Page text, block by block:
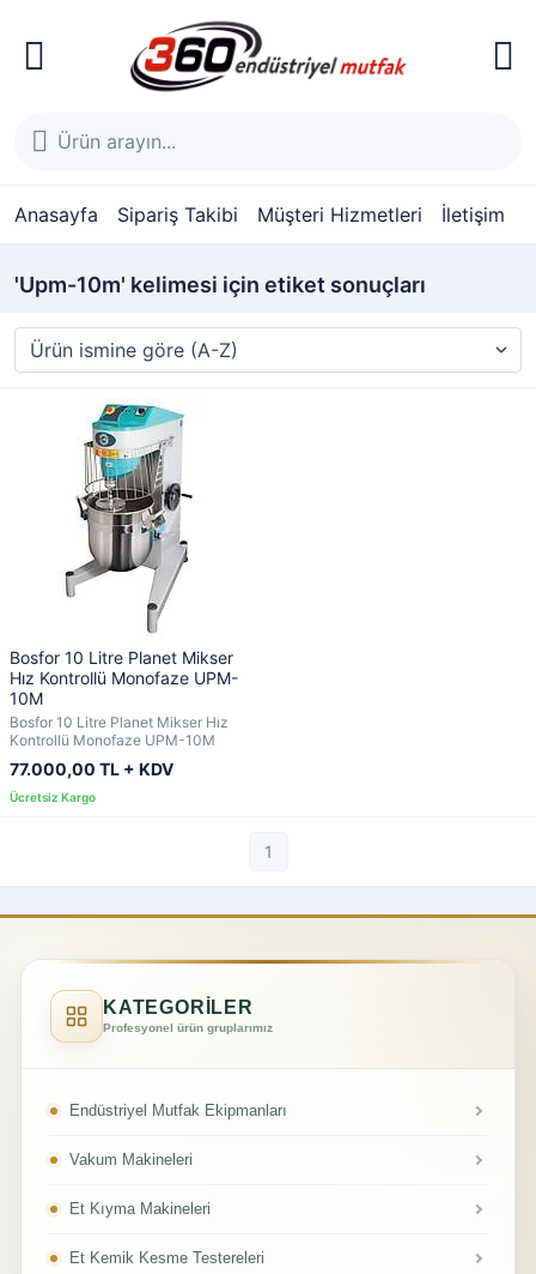
Anasayfa Sipariş Takibi Müşteri Hizmetleri İletişim
'Upm-10m' kelimesi için etiket sonuçları
Bosfor 10 Litre Planet Mikser
Hız Kontrollü Monofaze UPM-
10M
Bosfor 10 Litre Planet Mikser Hız
Kontrollü Monofaze UPM-10M
77.000,00 TL + KDV
1
KATEGORİLER
Profesyonel ürün gruplarımız
Endüstriyel Mutfak Ekipmanları
Vakum Makineleri
Et Kıyma Makineleri
Et Kemik Kesme Testereleri